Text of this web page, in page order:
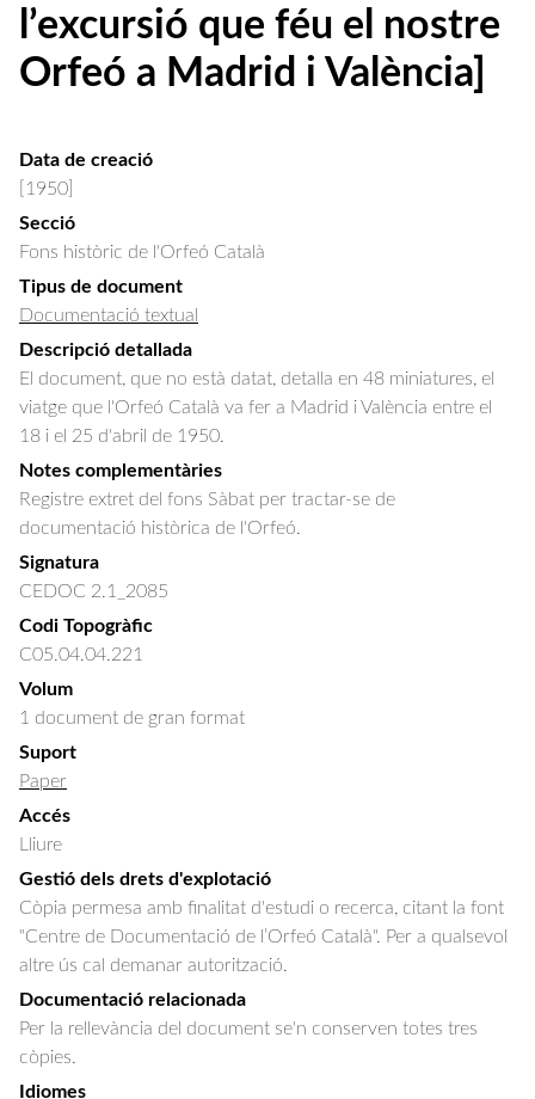
l’excursió que féu el nostre
Orfeó a Madrid i València]
Data de creació
[1950]
Secció
Fons històric de l'Orfeó Català
Tipus de document
Documentació textual
Descripció detallada
El document, que no està datat, detalla en 48 miniatures, el
viatge que l'Orfeó Català va fer a Madrid i València entre el
18 i el 25 d'abril de 1950.
Notes complementàries
Registre extret del fons Sàbat per tractar-se de
documentació històrica de l'Orfeó.
Signatura
CEDOC 2.1_2085
Codi Topogràfic
C05.04.04.221
Volum
1 document de gran format
Suport
Paper
Accés
Lliure
Gestió dels drets d'explotació
Còpia permesa amb finalitat d'estudi o recerca, citant la font
"Centre de Documentació de l’Orfeó Català". Per a qualsevol
altre ús cal demanar autorització.
Documentació relacionada
Per la rellevància del document se'n conserven totes tres
còpies.
Idiomes